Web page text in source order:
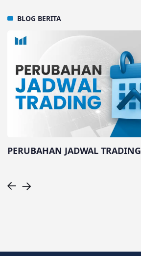
BLOG BERITA
PERUBAHAN JADWAL TRADING